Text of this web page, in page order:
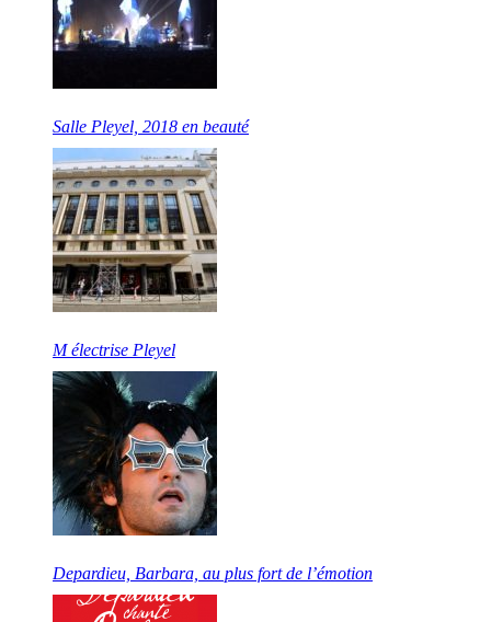
Salle Pleyel, 2018 en beauté
M électrise Pleyel
Depardieu, Barbara, au plus fort de l’émotion